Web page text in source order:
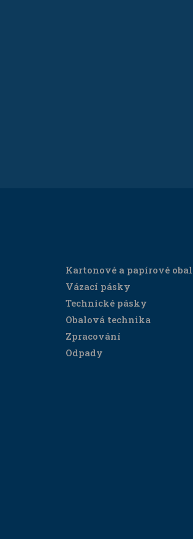
Kartonové a papírové
Vázací pásky
Technické pásky
Obalová technika
Zpracování
Odpady